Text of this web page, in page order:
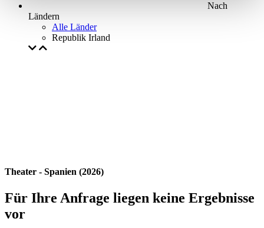
Nach
Ländern
Alle Länder
Republik Irland
Theater - Spanien (2026)
Für Ihre Anfrage liegen keine Ergebnisse
vor